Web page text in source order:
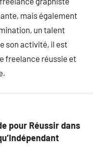
mais également
un talent
son activité, il est
freelance réussie et
pour Réussir dans